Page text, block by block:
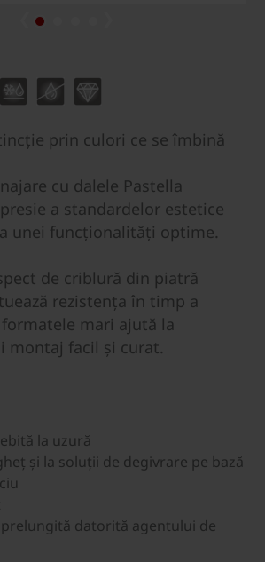
prin culori ce se îmbină
cu dalele Pastella
a standardelor estetice
unei funcționalități optime.
de criblură din piatră
rezistența în timp a
mari ajută la
montaj facil și curat.
la uzură
şi la soluții de degivrare pe bază
prelungită datorită agentului de